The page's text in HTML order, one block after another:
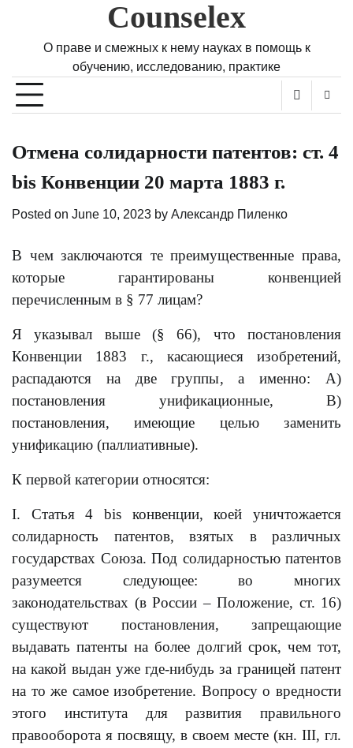
Counselex
О праве и смежных к нему науках в помощь к
обучению, исследованию, практике
Отмена солидарности патентов: ст. 4
bis Конвенции 20 марта 1883 г.
Posted on June 10, 2023 by Александр Пиленко
В чем заключаются те преимущественные права,
которые гарантированы конвенцией
перечисленным в § 77 лицам?
Я указывал выше (§ 66), что постановления
Конвенции 1883 г., касающиеся изобретений,
распадаются на две группы, а именно: А)
постановления унификационные, В)
постановления, имеющие целью заменить
унификацию (паллиативные).
К первой категории относятся:
I. Статья 4 bis конвенции, коей уничтожается
солидарность патентов, взятых в различных
государствах Союза. Под солидарностью патентов
разумеется следующее: во многих
законодательствах (в России – Положение, ст. 16)
существуют постановления, запрещающие
выдавать патенты на более долгий срок, чем тот,
на какой выдан уже где-нибудь за границей патент
на то же самое изобретение. Вопросу о вредности
этого института для развития правильного
правооборота я посвящу, в своем месте (кн. III, гл.